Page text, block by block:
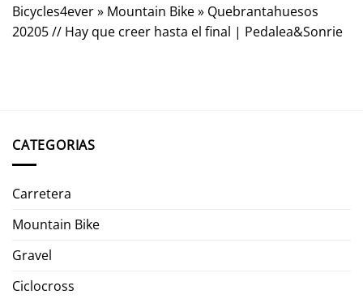
Bicycles4ever» Mountain Bike» Quebrantahuesos
20205 // Hay que creer hasta el final | Pedalea&Sonrie
CATEGORIAS
Carretera
Mountain Bike
Gravel
Ciclocross